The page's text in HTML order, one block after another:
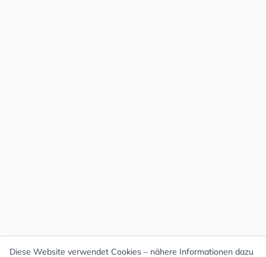
Diese Website verwendet Cookies – nähere Informationen dazu